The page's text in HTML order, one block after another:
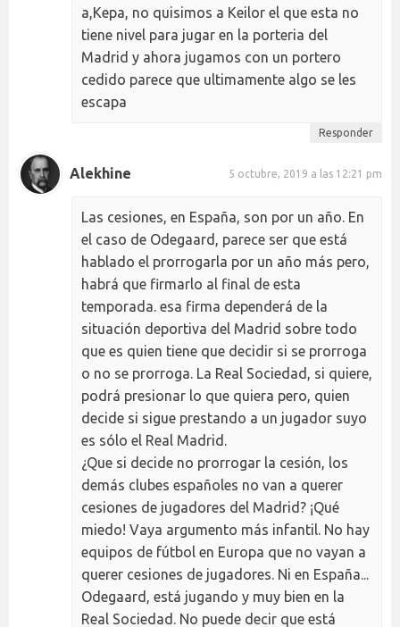
a,Kepa, no quisimos a Keilor el que esta no
tiene nivel para jugar en la porteria del
Madrid y ahora jugamos con un portero
cedido parece que ultimamente algo se les
escapa
Responder
Alekhine 5 octubre, 2019 a las 12:21 pm
Las cesiones, en España, son por un año. En
el caso de Odegaard, parece ser que está
hablado el prorrogarla por un año más pero,
habrá que firmarlo al final de esta
temporada. esa firma dependerá de la
situación deportiva del Madrid sobre todo
que es quien tiene que decidir si se prorroga
o no se prorroga. La Real Sociedad, si quiere,
podrá presionar lo que quiera pero, quien
decide si sigue prestando a un jugador suyo
es sólo el Real Madrid.
¿Que si decide no prorrogar la cesión, los
demás clubes españoles no van a querer
cesiones de jugadores del Madrid? ¡Qué
miedo! Vaya argumento más infantil. No hay
equipos de fútbol en Europa que no vayan a
querer cesiones de jugadores. Ni en España...
Odegaard, está jugando y muy bien en la
Real Sociedad. No puede decir que está